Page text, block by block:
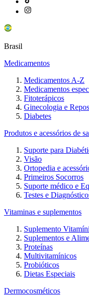
Brasil
Medicamentos
Medicamentos A-Z
Medicamentos
Fitoterápicos
Ginecologia e
Diabetes
Produtos e acessórios de
Suporte para
Visão
Ortopedia e
Primeiros Socorros
Suporte médico e
Testes e
Vitaminas e suplementos
Suplemento
Suplementos e
Proteínas
Multivitamínicos
Probióticos
Dietas Especiais
Dermocosméticos